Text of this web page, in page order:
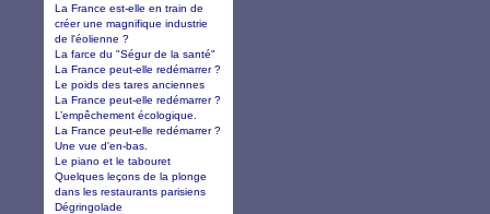
La France est-elle en train de
créer une magnifique industrie
de l'éolienne ?
La farce du "Ségur de la santé"
La France peut-elle redémarrer ?
Le poids des tares anciennes
La France peut-elle redémarrer ?
L’empêchement écologique.
La France peut-elle redémarrer ?
Une vue d'en-bas.
Le piano et le tabouret
Quelques leçons de la plonge
dans les restaurants parisiens
Dégringolade